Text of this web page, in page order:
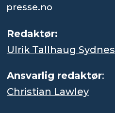
presse.no
Redaktør:
Ulrik Tallhaug Sydnes
Ansvarlig redaktør:
Christian Lawley